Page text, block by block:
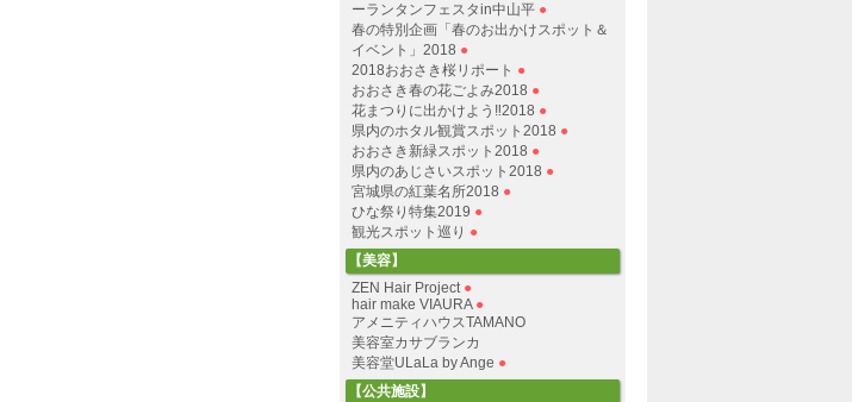
ーランタンフェスタin中山平 ●
春の特別企画「春のお出かけスポット＆
イベント」2018 ●
2018おおさき桜リポート ●
おおさき春の花ごよみ2018 ●
花まつりに出かけよう‼︎2018 ●
県内のホタル観賞スポット2018 ●
おおさき新緑スポット2018 ●
県内のあじさいスポット2018 ●
宮城県の紅葉名所2018 ●
ひな祭り特集2019 ●
観光スポット巡り ●
【美容】
ZEN Hair Project ●
hair make VIAURA ●
アメニティハウスTAMANO
美容室カサブランカ
美容堂ULaLa by Ange ●
【公共施設】